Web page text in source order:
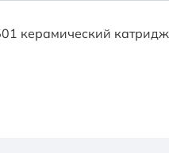
керамический